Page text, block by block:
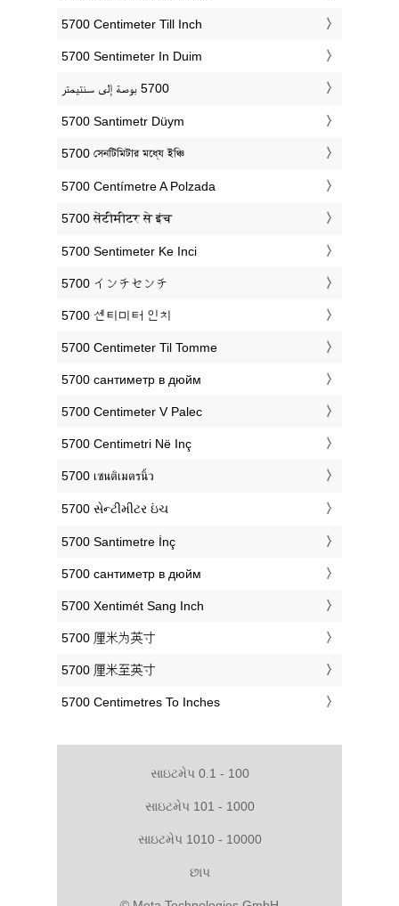
‎5700 Centimeter Till Inch
‎5700 Sentimeter In Duim
‎5700 Santimetr Düym
‎5700 সেনটিমিটার মধ্যে ইঞ্চি
‎5700 Centímetre A Polzada
‎5700 सेंटीमीटर से इंच
‎5700 Sentimeter Ke Inci
‎5700 インチセンチ
‎5700 센티미터 인치
‎5700 Centimeter Til Tomme
‎5700 сантиметр в дюйм
‎5700 Centimeter V Palec
‎5700 Centimetri Në Inç
‎5700 เซนติเมตรนิ้ว
‎5700 સેન્ટીમીટર ઇંચ
‎5700 Santimetre İnç
‎5700 сантиметр в дюйм
‎5700 Xentimét Sang Inch
‎5700 厘米为英寸
‎5700 厘米至英寸
‎5700 Centimetres To Inches
સાઇટમેપ 0.1 - 100
સાઇટમેપ 101 - 1000
સાઇટમેપ 1010 - 10000
છાપ